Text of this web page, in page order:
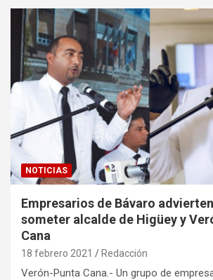
NOTICIAS
Empresarios de Bávaro
someter alcalde de Higüey y
Cana
18 febrero 2021 Redacción
Verón-Punta Cana.- Un grupo de